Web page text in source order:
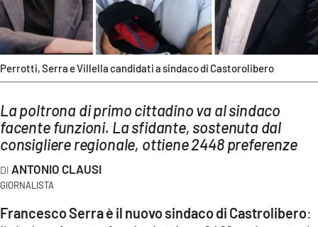
LAC ONAIR
LaC
Network
LACTV.IT
LACONAIR.IT
LACITYMAG.IT
ILREGGINO.IT
COSENZACHANNEL.IT
Perrotti, Serra e Villella candidati a sindaco di Castorolibero
La poltrona di primo cittadino va al sindaco
facente funzioni. La sfidante, sostenuta dal
consigliere regionale, ottiene 2448 preferenze
ANTONIO CLAUSI
GIORNALISTA
Francesco Serra è il nuovo sindaco di Castrolibero: